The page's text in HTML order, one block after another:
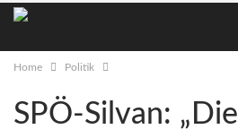
Home Politik
SPÖ-Silvan: „Die